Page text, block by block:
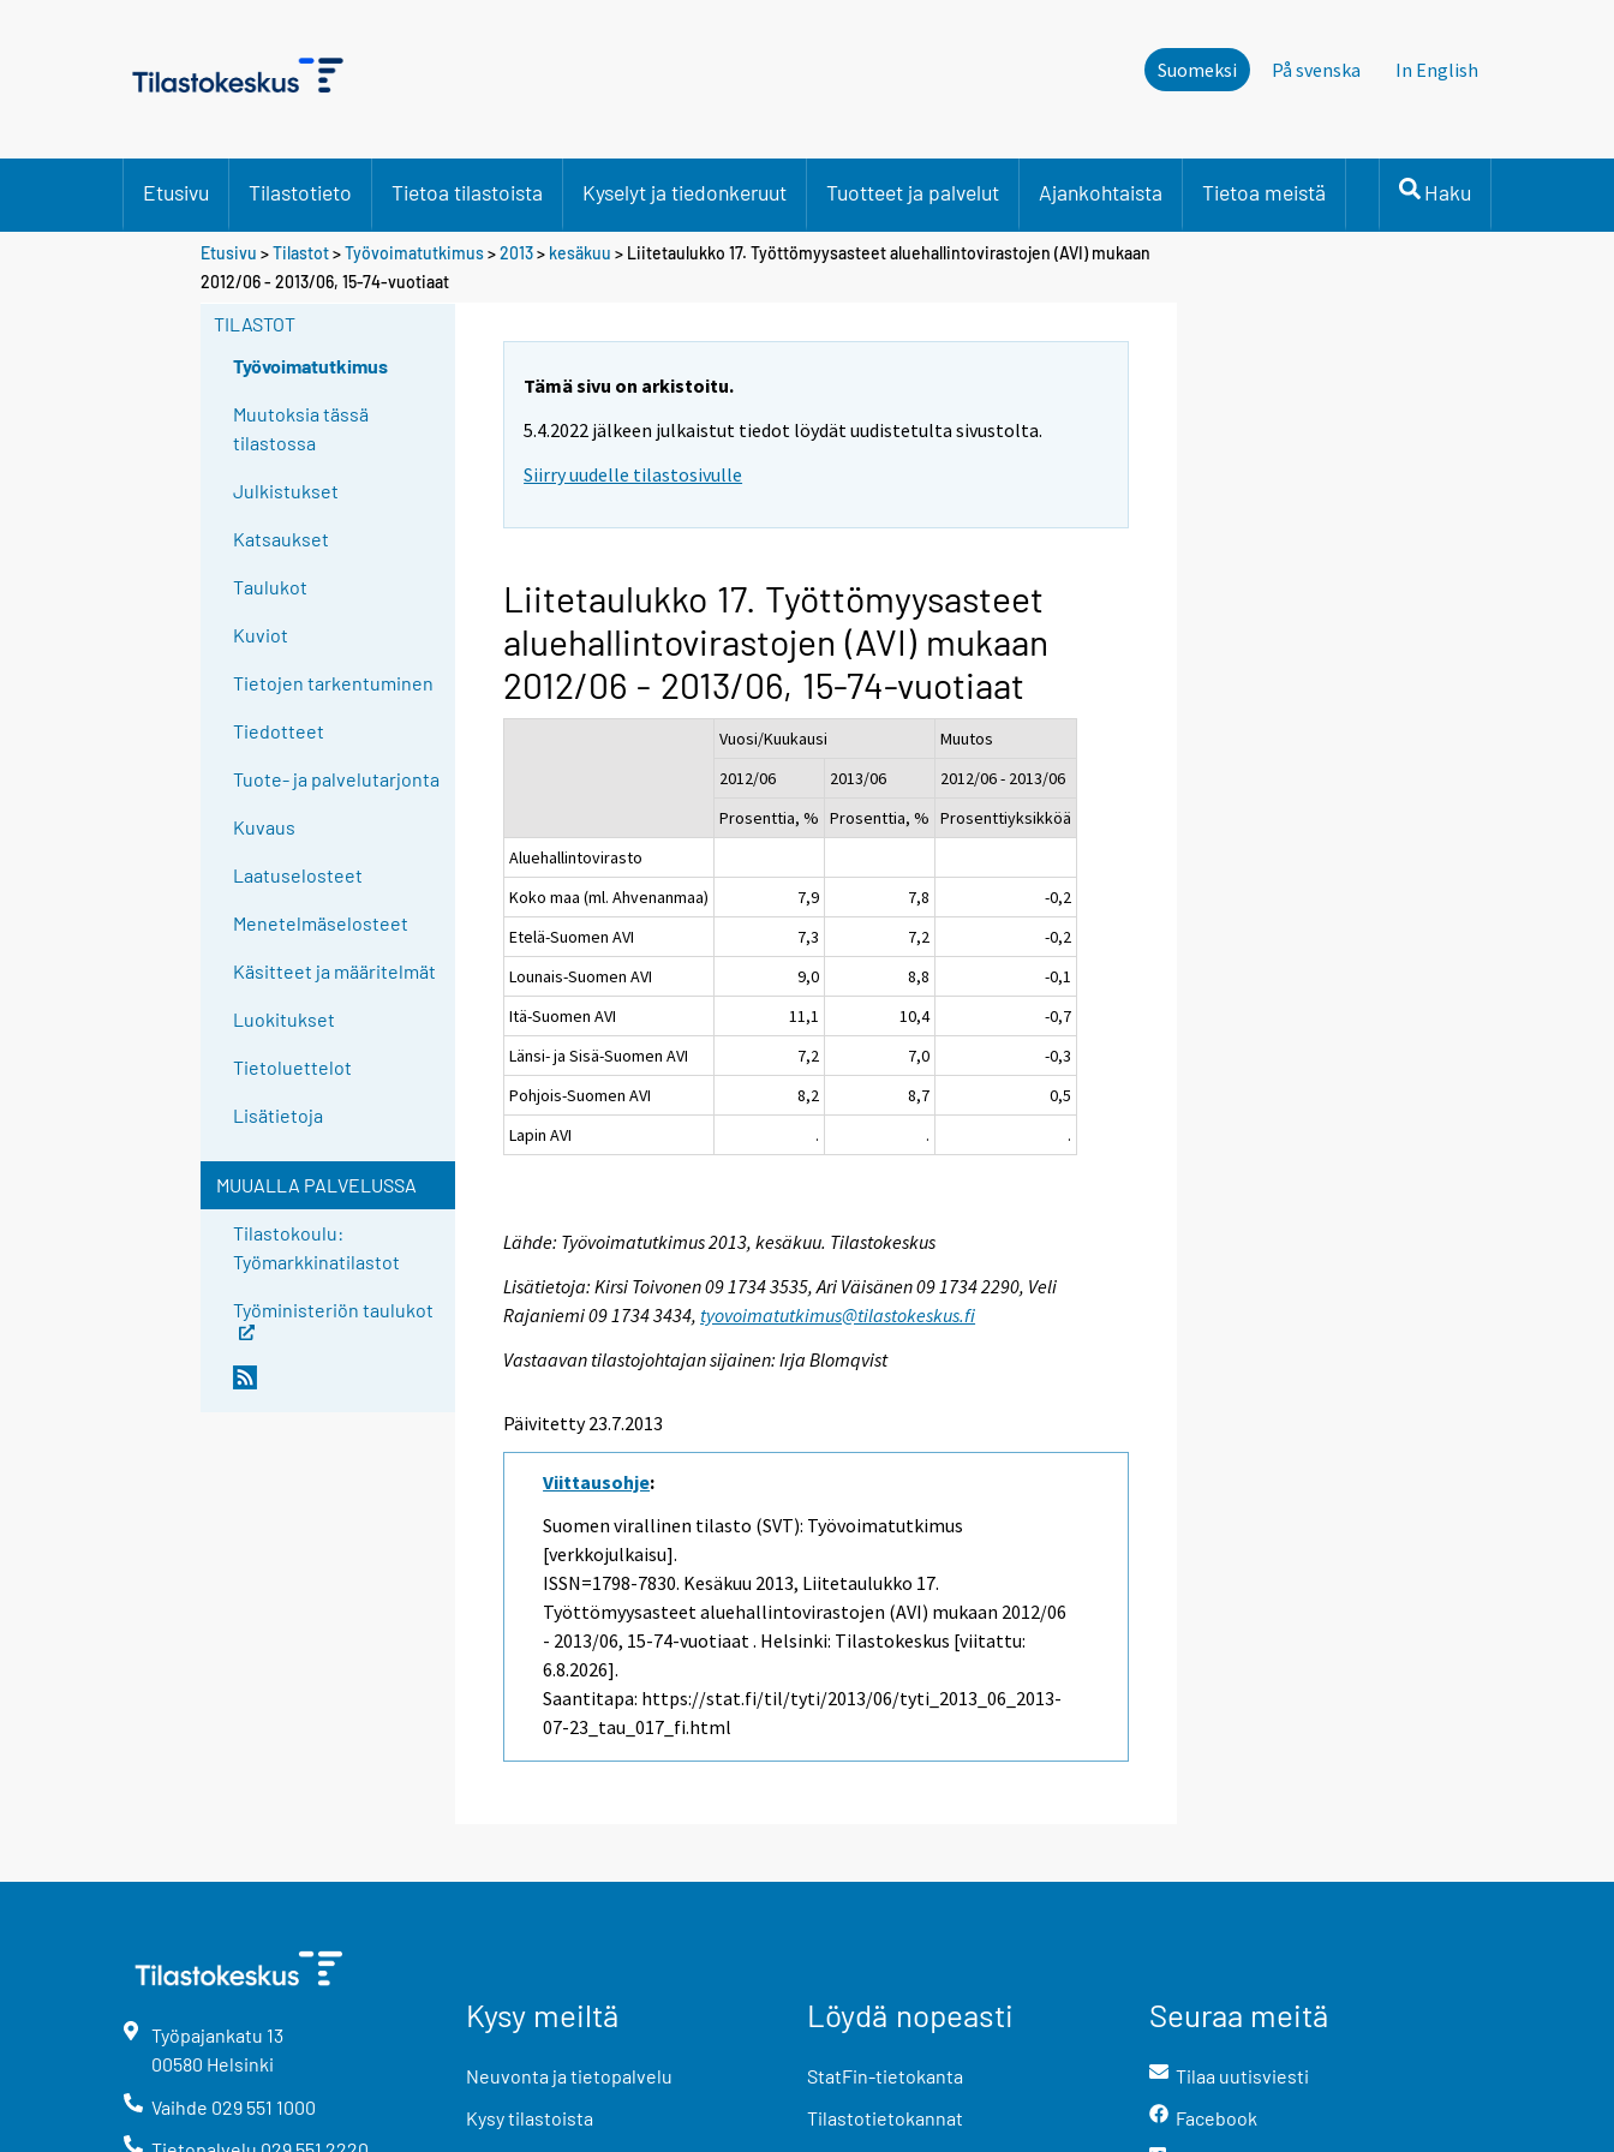
Suomeksi På svenska In English
Etusivu Tilastotieto Tietoa tilastoista Kyselyt ja tiedonkeruut Tuotteet ja palvelut Ajankohtaista Tietoa meistä Haku
Etusivu >Tilastot>Työvoimatutkimus>2013> kesäkuu > Liitetaulukko 17. Työttömyysasteet aluehallintovirastojen (AVI) mukaan
2012/06 - 2013/06, 15-74-vuotiaat
TILASTOT
Työvoimatutkimus
Muutoksia tässä
tilastossa
Julkistukset
Katsaukset
Taulukot
Kuviot
Tietojen tarkentuminen
Tiedotteet
Tuote- ja palvelutarjonta
Kuvaus
Laatuselosteet
Menetelmäselosteet
Käsitteet ja määritelmät
Luokitukset
Tietoluettelot
Lisätietoja
MUUALLA PALVELUSSA
Tilastokoulu:
Työmarkkinatilastot
Työministeriön taulukot
Tämä sivu on arkistoitu.
5.4.2022 jälkeen julkaistut tiedot löydät uudistetulta sivustolta.
Siirry uudelle tilastosivulle
Liitetaulukko 17. Työttömyysasteet
aluehallintovirastojen (AVI) mukaan
2012/06 - 2013/06, 15-74-vuotiaat
Vuosi/Kuukausi
Muutos
2012/06
2013/06
2012/06 - 2013/06
Prosenttia, % Prosenttia, % Prosenttiyksikköä
Aluehallintovirasto
Koko maa (ml. Ahvenanmaa)
7,9 7,8
-0,2
Etelä-Suomen AVI
7,3 7,2
-0,2
Lounais-Suomen AVI
9,0 8,8
-0,1
Itä-Suomen AVI
11,1 10,4
-0,7
Länsi- ja Sisä-Suomen AVI
7,2 7,0
-0,3
Pohjois-Suomen AVI
8,2 8,7
0,5
Lapin AVI
. . .
Lähde: Työvoimatutkimus 2013, kesäkuu. Tilastokeskus
Lisätietoja: Kirsi Toivonen 09 1734 3535, Ari Väisänen 09 1734 2290, Veli
Rajaniemi 09 1734 3434, tyovoimatutkimus@tilastokeskus.fi
Vastaavan tilastojohtajan sijainen: Irja Blomqvist
Päivitetty 23.7.2013
Viittausohje:
Suomen virallinen tilasto (SVT): Työvoimatutkimus
[verkkojulkaisu].
ISSN=1798-7830. Kesäkuu 2013, Liitetaulukko 17.
Työttömyysasteet aluehallintovirastojen (AVI) mukaan 2012/06
- 2013/06, 15-74-vuotiaat . Helsinki: Tilastokeskus [viitattu:
6.8.2026].
Saantitapa: https://stat.fi/til/tyti/2013/06/tyti_2013_06_2013-
07-23_tau_017_fi.html
Työpajankatu 13
00580 Helsinki
Vaihde 029 551 1000
Kysy meiltä
Neuvonta ja tietopalvelu
Kysy tilastoista
Löydä nopeasti
StatFin-tietokanta
Tilastotietokannat
Seuraa meitä
Tilaa uutisviesti
Facebook